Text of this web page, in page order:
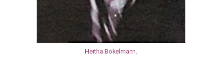
Hertha Bokelmann.